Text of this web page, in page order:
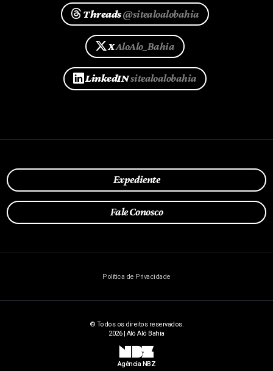
Threads@sitealoalobahia
XAloAlo_Bahia
LinkedINsitealoalobahia
Expediente
Fale Conosco
Política de Privacidade
© Todos os direitos reservados.
2026 | Alô Alô Bahia
NBZ
Agência NBZ